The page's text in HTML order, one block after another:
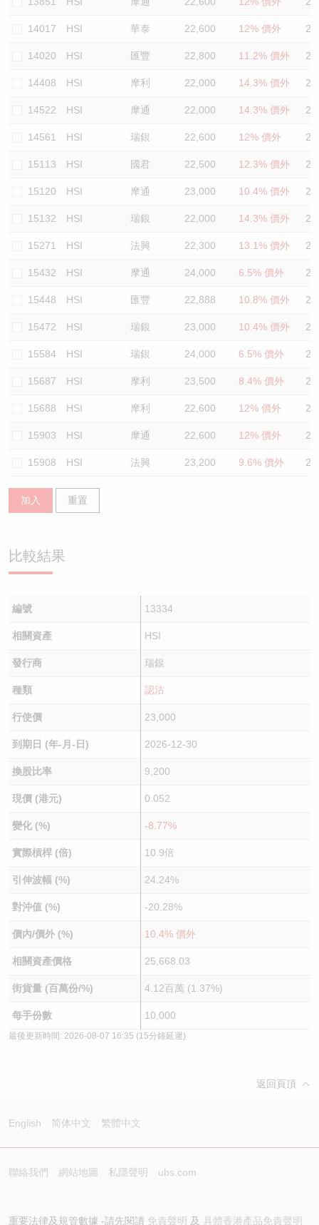
14017 HSI 華泰 22,600 12% 價外
14020 HSI 匯豐 22,800 11.2% 價外
14408 HSI 摩利 22,000 14.3% 價外
14522 HSI 摩通 22,000 14.3% 價外
14561 HSI 瑞銀 22,600 12% 價外
15113 HSI 國君 22,500 12.3% 價外
15120 HSI 摩通 23,000 10.4% 價外
15132 HSI 瑞銀 22,000 14.3% 價外
15271 HSI 法興 22,300 13.1% 價外
15432 HSI 摩通 24,000 6.5% 價外
15448 HSI 匯豐 22,888 10.8% 價外
15472 HSI 瑞銀 23,000 10.4% 價外
15584 HSI 瑞銀 24,000 6.5% 價外
15687 HSI 摩利 23,500 8.4% 價外
15688 HSI 摩利 22,600 12% 價外
15903 HSI 摩通 22,600 12% 價外
15908 HSI 法興 23,200 9.6% 價外
加入 重置
比較結果
編號 13334
相關資產 HSI
發行商 瑞銀
種類 認沽
行使價 23,000
到期日 (年-月-日) 2026-12-30
換股比率 9,200
現價 (港元) 0.052
變化 (%) -8.77%
實際槓桿 (倍) 10.9倍
引伸波幅 (%) 24.24%
對沖值 (%) -20.28%
價內/價外 (%) 10.4% 價外
相關資產價格 25,668.03
街貨量 (百萬份/%) 4.12百萬 (1.37%)
每手份數 10,000
最後更新時間: 2026-08-07 16:35 (15分鐘延遲)
返回頁頂
English 简体中文 繁體中文
聯絡我們 網站地圖 私隱聲明 ubs.com
重要法律及規管數據 -請先閱讀 免責聲明 及 具體香港產品免責聲明